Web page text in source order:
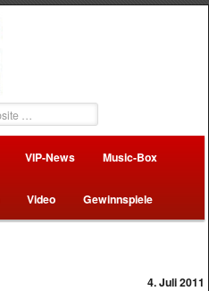
VIP-News Music-Box
Video Gewinnspiele
4. Juli 2011